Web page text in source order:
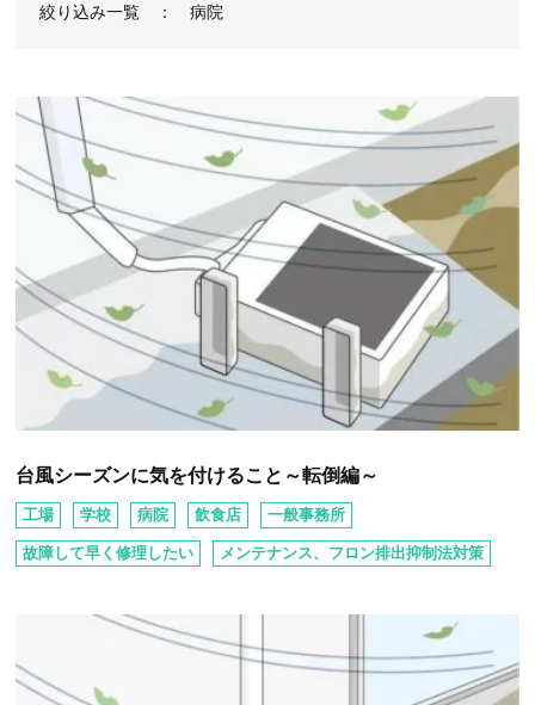
絞り込み⼀覧 ： 病院
台風シーズンに気を付けること～転倒編～
工場 学校 病院 飲⾷店 ⼀般事務所
故障して早く修理したい メンテナンス、フロン排出抑制法対策